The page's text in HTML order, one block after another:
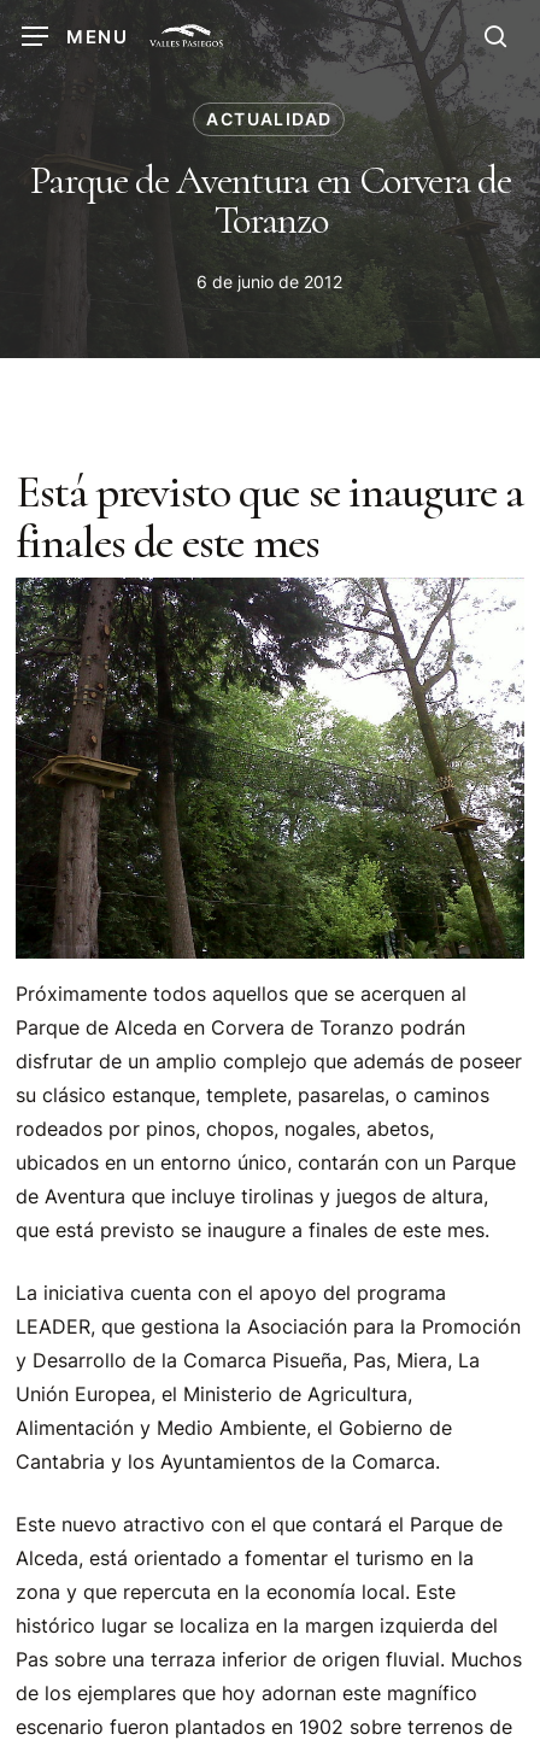
Skip
to
main
content
MENU
ACTUALIDAD
Parque de Aventura en Corvera de
Toranzo
6 de junio de 2012
Está previsto que se inaugure a
finales de este mes
Próximamente todos aquellos que se acerquen al
Parque de Alceda en Corvera de Toranzo podrán
disfrutar de un amplio complejo que además de poseer
su clásico estanque, templete, pasarelas, o caminos
rodeados por pinos, chopos, nogales, abetos,
ubicados en un entorno único, contarán con un Parque
de Aventura que incluye tirolinas y juegos de altura,
que está previsto se inaugure a finales de este mes.
La iniciativa cuenta con el apoyo del programa
LEADER, que gestiona la Asociación para la Promoción
y Desarrollo de la Comarca Pisueña, Pas, Miera, La
Unión Europea, el Ministerio de Agricultura,
Alimentación y Medio Ambiente, el Gobierno de
Cantabria y los Ayuntamientos de la Comarca.
Este nuevo atractivo con el que contará el Parque de
Alceda, está orientado a fomentar el turismo en la
zona y que repercuta en la economía local. Este
histórico lugar se localiza en la margen izquierda del
Pas sobre una terraza inferior de origen fluvial. Muchos
de los ejemplares que hoy adornan este magnífico
escenario fueron plantados en 1902 sobre terrenos de